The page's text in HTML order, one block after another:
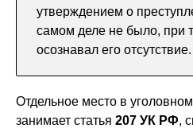
утверждением о
самом деле не было, при
осознавал его отсутствие.
Отдельное место в
занимает статья 207 УК РФ,